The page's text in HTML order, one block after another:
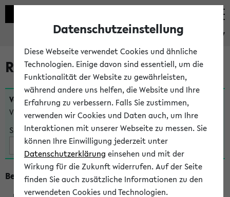
eKVV
Raumänderungen
Veranstaltungen , bei denen sich nach dem25.07.2026
Veranstaltungsorte geändert haben:
Suche:
Beginn um 9 Uhr
Datenschutzeinstellung
Diese Webseite verwendet Cookies und ähnliche
Technologien. Einige davon sind essentiell, um die
Funktionalität der Website zu gewährleisten,
während andere uns helfen, die Website und Ihre
Erfahrung zu verbessern. Falls Sie zustimmen,
verwenden wir Cookies und Daten auch, um Ihre
Interaktionen mit unserer Webseite zu messen. Sie
können Ihre Einwilligung jederzeit unter
Datenschutzerklärung einsehen und mit der
Wirkung für die Zukunft widerrufen. Auf der Seite
finden Sie auch zusätzliche Informationen zu den
verwendeten Cookies und Technologien.